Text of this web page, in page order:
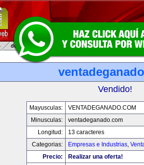
Vendido!
Mayusculas:
VENTADEGANADO.COM
Minusculas:
ventadeganado.com
Longitud:
13 caracteres
Categorias:
Empresas e Industrias,
Precio:
Realizar una oferta!